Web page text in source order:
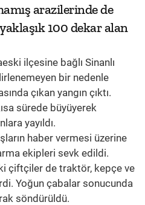
arazilerinde de
100 dekar alan
ilçesine bağlı Sinanlı
bir nedenle
çıkan yangın çıktı.
sürede büyüyerek
yayıldı.
haber vermesi üzerine
ekipleri sevk edildi.
çiftçiler de traktör, kepçe ve
Yoğun çabalar sonucunda
söndürüldü.